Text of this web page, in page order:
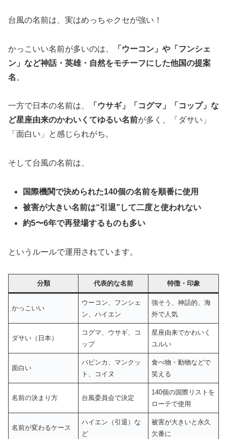
台風の名前は、実はめっちゃクセが強い！
かっこいい名前が多いのは、
「ウーコン」や「フンシェ
ン」など神話・英雄・自然をモチーフにした他国の提案
名 。
一方で日本の名前は、
「ウサギ」「コグマ」「コップ」な
ど星座由来のかわいくてゆるい名前が多く、「ダサい」
「面白い」と感じられがち。
そして台風の名前は、
国際機関で決められた140個の名前を順番に使用
被害が大きい名前は“引退”して二度と使われない
約5〜6年で再登場するものも多い
というルールで運用されています。
分類 代表的な名前 特徴・印象
かっこいい
ウーコン、フンシェ
ン、ハイエン
強そう、神話的、海
外で人気
ダサい（日本）
コグマ、ウサギ、コ
ップ
星座由来でかわいく
ユルい
面白い
バビンカ、マンクッ
ト、コイヌ
食べ物・動物などで
笑える
名前の決まり方 台風委員会で決定
140個の国際リストを
ローテで使用
名前が変わるケース
ハイエン（引退）な
ど
被害が大きいと永久
欠番に